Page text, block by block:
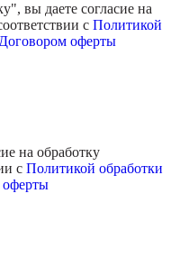
", вы даете согласие на
с Политикой
Договором оферты
на обработку
с Политикой обработки
оферты